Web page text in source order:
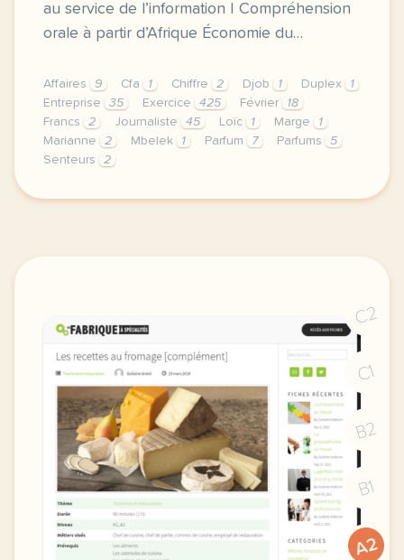
au service de l’information | Compréhension
orale à partir d’Afrique Économie du…
Affaires 9 Cfa 1 Chiffre 2 Djob 1 Duplex
1
Entreprise
35 Exercice 425 Février
18
Francs
2 Journaliste 45 Loïc 1 Marge
1
Marianne
2 Mbelek 1 Parfum 7 Parfums
5
Senteurs
2
exercice c1 c2 des senteurs locales pour une
C2
C1
B2
B1
A2